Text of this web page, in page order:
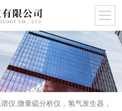
仪,微量硫分析仪，氢气发生器，